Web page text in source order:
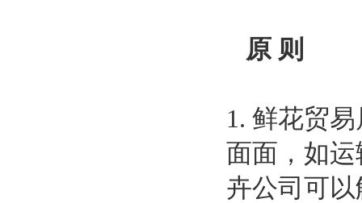
原 则
1. 鲜花贸
面面，如
卉公司可